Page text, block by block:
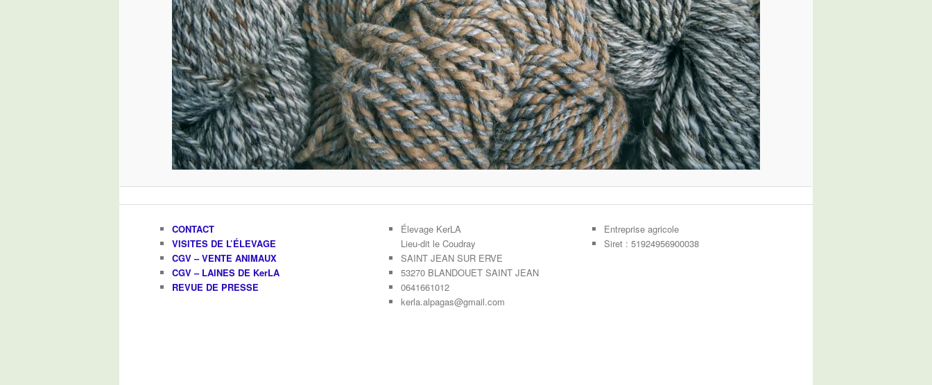
CONTACT
VISITES DE L’ÉLEVAGE
CGV – VENTE ANIMAUX
CGV – LAINES DE KerLA
REVUE DE PRESSE
Élevage KerLA
Lieu-dit le Coudray
SAINT JEAN SUR ERVE
53270 BLANDOUET SAINT JEAN
0641661012
kerla.alpagas@gmail.com
Entreprise agricole
Siret : 51924956900038